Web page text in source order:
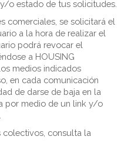
o estado de tus solicitudes.
comerciales, se solicitará el
a la hora de realizar el
podrá revocar el
a HOUSING
medios indicados
en cada comunicación
de darse de baja en la
por medio de un link y/o
colectivos, consulta la